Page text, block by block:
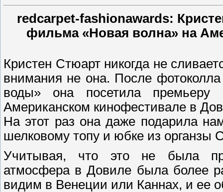
redcarpet-fashionawards:
фильма «Новая волна» на
Кристен Стюарт никогда не
внимания не она. После фотоколла
воды» она посетила
Американском кинофестивале в
На этот раз она даже подарила
шелковому топу и юбке из органзы
Учитывая, что это не была
атмосфера в Довиле была более
видим в Венеции или Каннах, и ее